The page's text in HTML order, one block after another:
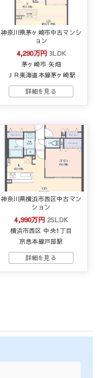
神奈川県茅ヶ崎市中古マンシ
ョン
4,290万円3LDK
茅ヶ崎市 矢畑
ＪＲ東海道本線茅ヶ崎駅
神奈川県横浜市西区中古マン
ション
4,990万円 2SLDK
横浜市西区 中央1丁目
京急本線戸部駅